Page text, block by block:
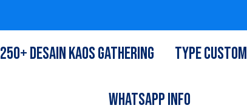
250+ DESAIN KAOS GATHERING TYPE CUSTOM
WHATSAPP INFO